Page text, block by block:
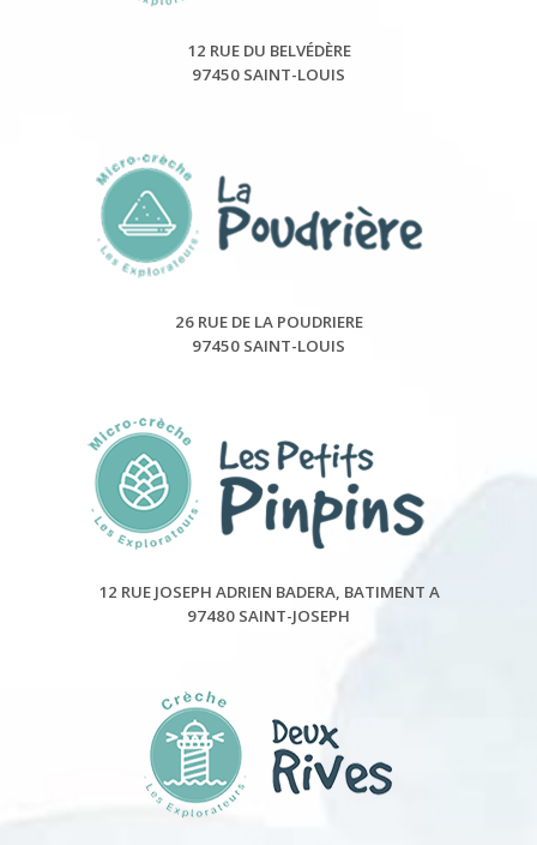
12 RUE DU BELVÉDÈRE
97450 SAINT-LOUIS
26 RUE DE LA POUDRIERE
97450 SAINT-LOUIS
12 RUE JOSEPH ADRIEN BADERA, BATIMENT A
97480 SAINT-JOSEPH